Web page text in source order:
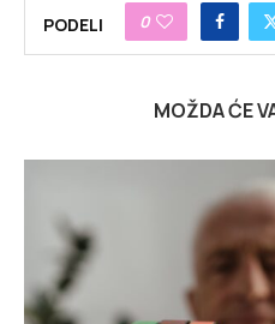
PODELI 0
MOŽDA ĆE